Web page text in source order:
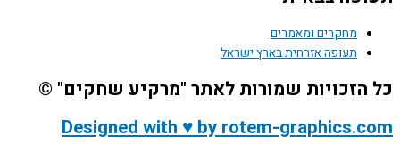
מחקרים ומאמרים
תעופה אזרחית בארץ ישראל
כל הזכויות שמורות לאתר "מרקיע שחקים" ©
Designed with ♥ by rotem-graphics.com